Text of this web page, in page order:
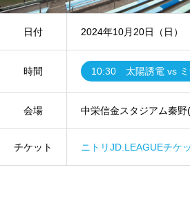
日付 2024年10月20日（日）
時間 10:30 太陽誘電 vs ミ
会場 中栄信金スタジアム秦
チケット ニトリJD.LEAGUEチケ